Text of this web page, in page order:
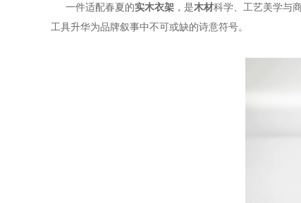
一件适配春夏的实木衣架 ，是木材科学、工艺美学与
工具升华为品牌叙事中不可或缺的诗意符号。